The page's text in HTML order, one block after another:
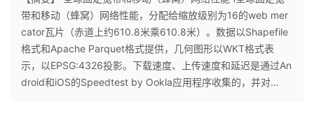
个
人
我
带和移动（蜂窝）网络性能，分配给缩放级别为16的web mer
cator瓦片（赤道上约610.8米乘610.8米）。数据以Shapefile
格式和Apache Parquet格式提供，几何图形以WKT格式表
示，以EPSG:4326投影。下载速度、上传速度和延迟是通过An
droid和iOS的Speedtest by Ookla应用程序收集的，并对...